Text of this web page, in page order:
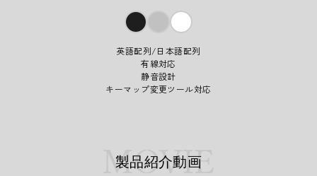
英語配列/日本語配列
有線対応
静音設計
キーマップ変更ツール対応
製品紹介動画